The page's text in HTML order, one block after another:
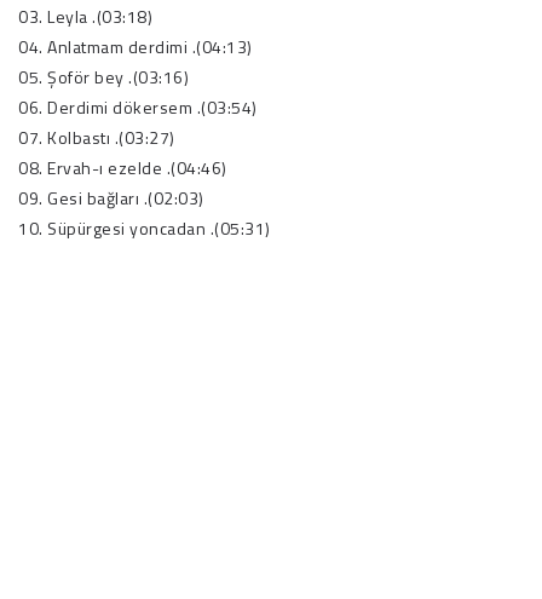
03. Leyla.(03:18)
04. Anlatmam derdimi .(04:13)
05. Şoför bey.(03:16)
06. Derdimi dökersem .(03:54)
07. Kolbastı .(03:27)
08. Ervah-ı ezelde .(04:46)
09. Gesi bağları .(02:03)
10. Süpürgesi yoncadan .(05:31)